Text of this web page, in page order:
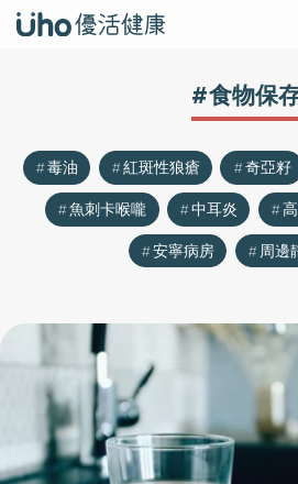
#食物保
毒油 紅斑性狼瘡 奇亞籽
魚刺卡喉嚨
中耳炎
安寧病房
周邊